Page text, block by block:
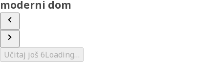
moderni dom
Učitaj još 6Loading…